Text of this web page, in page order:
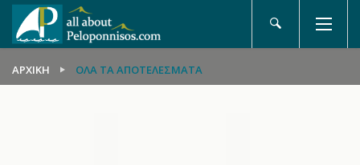
ΑΡΧΙΚΉ ΌΛΑ ΤΑ ΑΠΟΤΕΛΈΣΜΑΤΑ